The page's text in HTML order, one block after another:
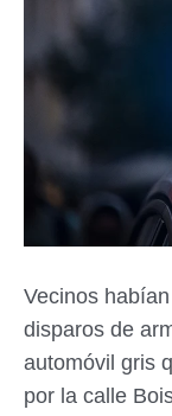
Vecinos
disparos de
automóvil gris
por la calle